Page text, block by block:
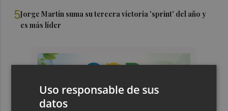
5Jorge Martín suma su tercera victoria 'sprint' del año y
es más líder
Uso responsable de sus
datos